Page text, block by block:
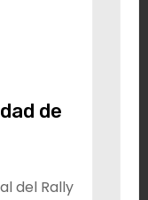
de
del Rally